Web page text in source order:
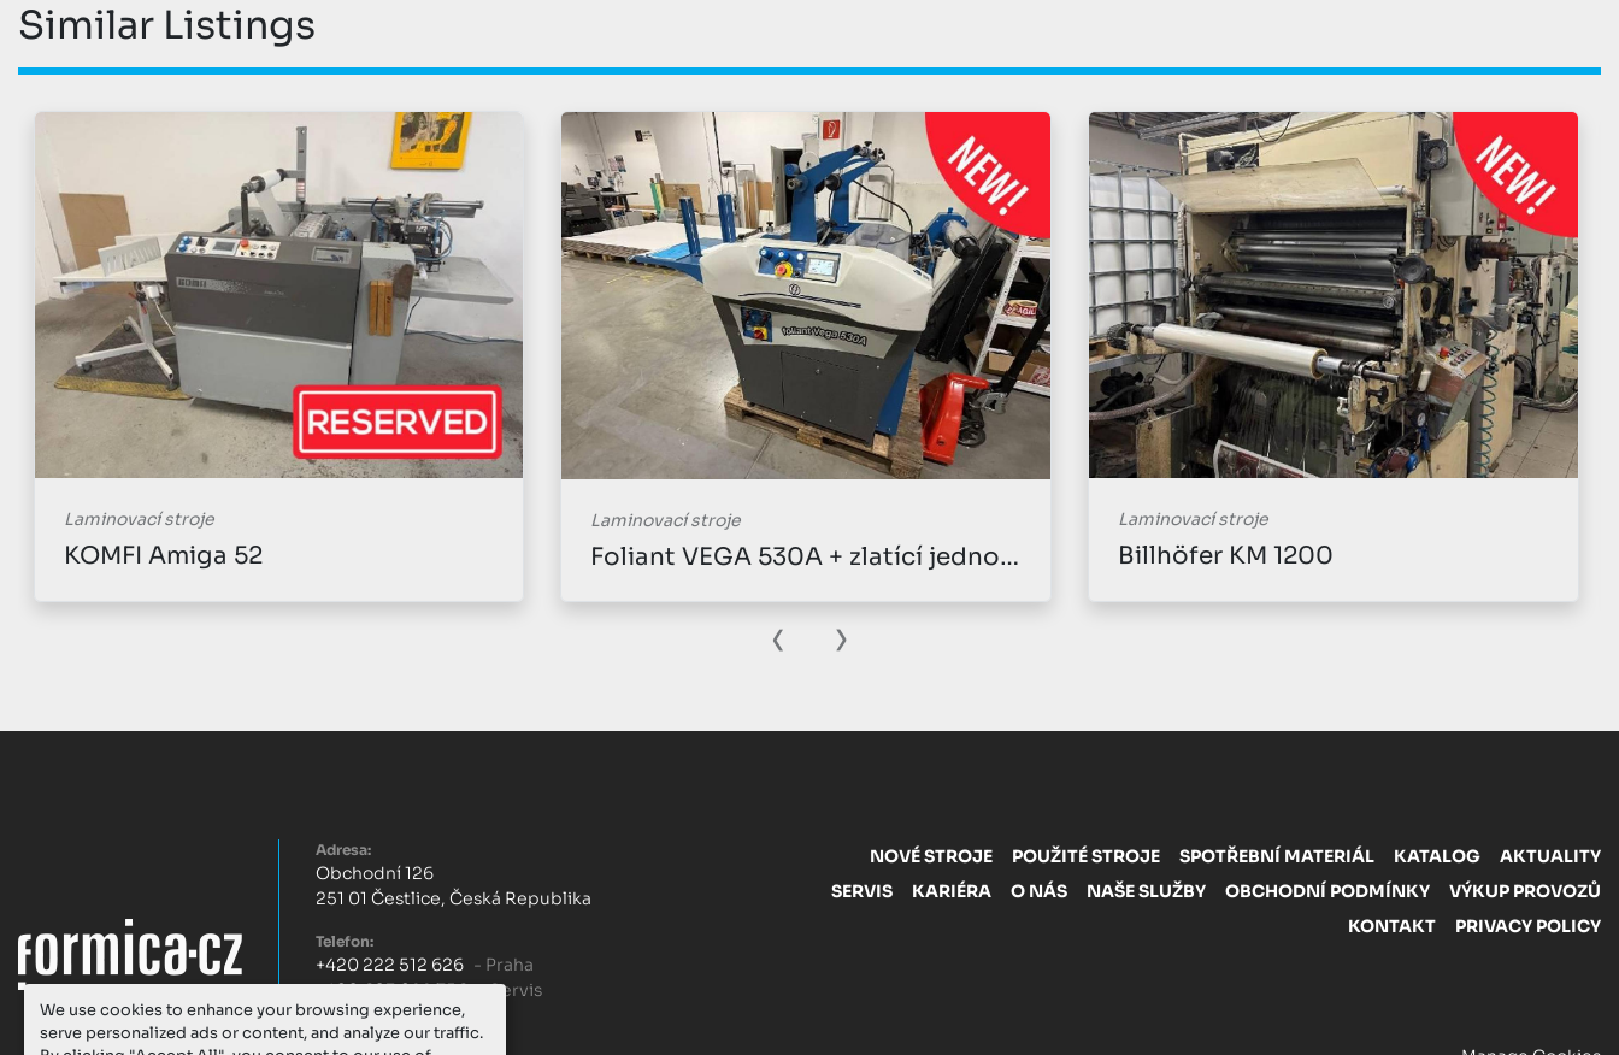
We use cookies to enhance your browsing experience,
serve personalized ads or content, and analyze our traffic.
Similar Listings
Laminovací stroje Laminovací stroje
Billhöfer KM 1200
Laminovací stroje
Zlatící jednotka Foliant
‹ ›
Adresa:
Obchodní 126
251 01 Čestlice, Česká Republika
Telefon:
+420 222 512 626 - Praha
+420 603 299 756 - Servis
E-mail:
NOVÉ STROJE POUŽITÉ STROJE SPOTŘEBNÍ MATERIÁL KATALOG
AKTUALITY
SERVIS
KARIÉRA O NÁS NAŠE SLUŽBY OBCHODNÍ PODMÍNKY
VÝKUP PROVOZŮ
KONTAKT
PRIVACY POLICY